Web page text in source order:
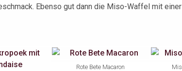
Ebenso gut dann die Miso-Waffel mit
Rote Bete Macaron